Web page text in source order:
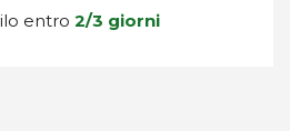
entro 2/3 giorni